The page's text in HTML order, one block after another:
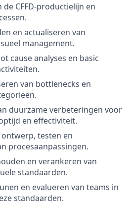
CFFD‑productielijn en
en actualiseren van
management.
cause analyses en basic
van bottlenecks en
duurzame verbeteringen voor
en effectiviteit.
testen en
procesaanpassingen.
en verankeren van
standaarden.
en evalueren van teams in
standaarden.